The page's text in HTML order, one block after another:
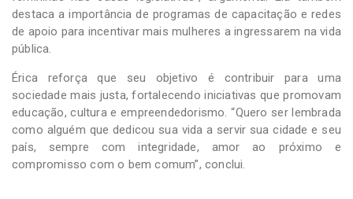
destaca a importância de programas de capacitação e redes
de apoio para incentivar mais mulheres a ingressarem na vida
pública.
Érica reforça que seu objetivo é contribuir para uma
sociedade mais justa, fortalecendo iniciativas que promovam
educação, cultura e empreendedorismo. “Quero ser lembrada
como alguém que dedicou sua vida a servir sua cidade e seu
país, sempre com integridade, amor ao próximo e
compromisso com o bem comum”, conclui.